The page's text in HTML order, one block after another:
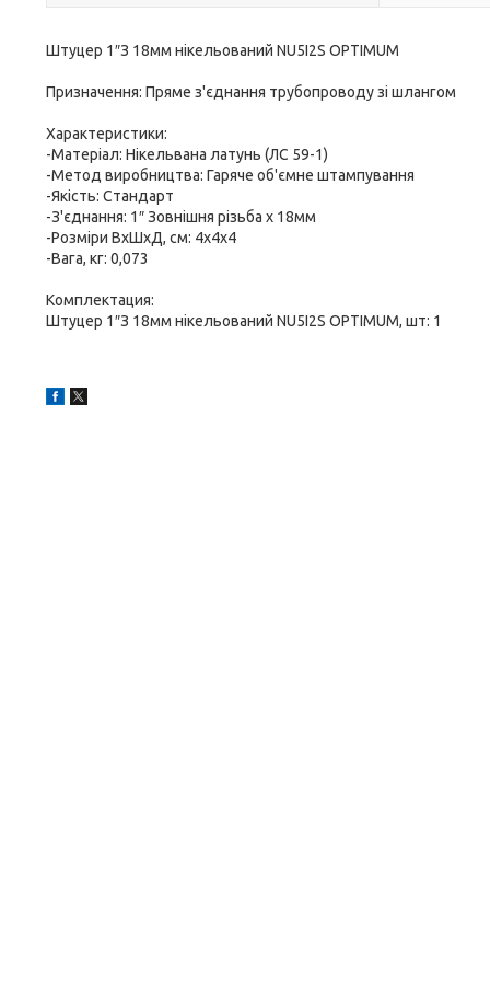
Штуцер 1″З 18мм нікельований NU5I2S OPTIMUM
Призначення: Пряме з'єднання трубопроводу зі шлангом
Характеристики:
-Матеріал: Нікельвана латунь (ЛС 59-1)
-Метод виробництва: Гаряче об'ємне штампування
-Якість: Стандарт
-З'єднання: 1″ Зовнішня різьба х 18мм
-Розміри ВхШхД, см: 4х4х4
-Вага, кг: 0,073
Комплектация:
Штуцер 1″З 18мм нікельований NU5I2S OPTIMUM, шт: 1